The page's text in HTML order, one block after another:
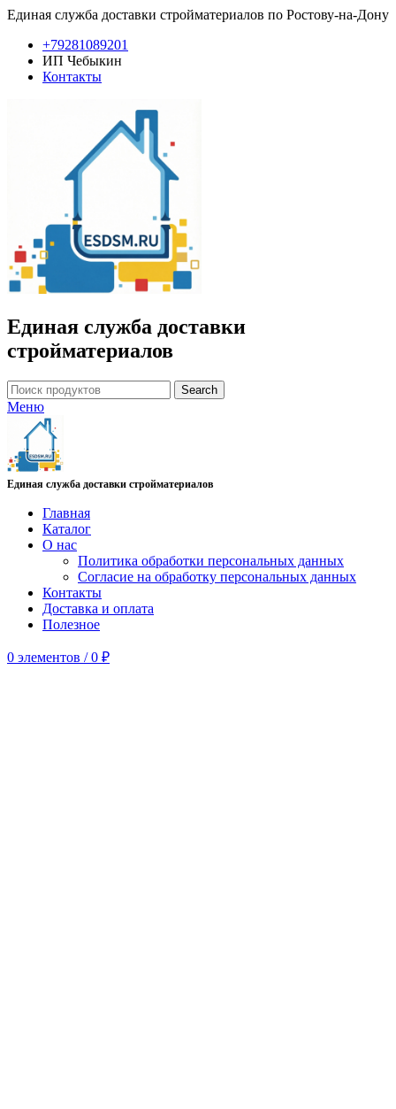
Единая служба доставки стройматериалов по Ростову-на-Дону
+79281089201
ИП Чебыкин
Контакты
Единая служба доставки
стройматериалов
Search
Меню
Единая служба доставки стройматериалов
Главная
Каталог
О нас
Политика обработки персональных данных
Согласие на обработку персональных данных
Контакты
Доставка и оплата
Полезное
0 элементов / 0 ₽